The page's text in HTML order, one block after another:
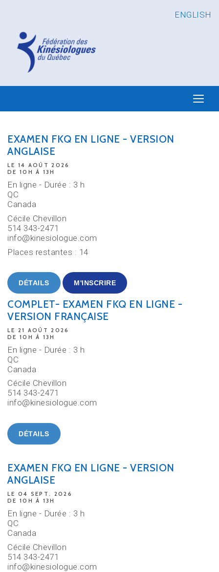
ENGLISH
EXAMEN FKQ EN LIGNE - VERSION
ANGLAISE
LE 14 AOÛT 2026
DE 10H À 13H
En ligne - Durée : 3 h
QC
Canada
Cécile Chevillon
514 343-2471
info@kinesiologue.com
Places restantes : 14
DÉTAILS M'INSCRIRE
COMPLET- EXAMEN FKQ EN LIGNE -
VERSION FRANÇAISE
LE 21 AOÛT 2026
DE 10H À 13H
En ligne - Durée : 3 h
QC
Canada
Cécile Chevillon
514 343-2471
info@kinesiologue.com
DÉTAILS
EXAMEN FKQ EN LIGNE - VERSION
ANGLAISE
LE 04 SEPT. 2026
DE 10H À 13H
En ligne - Durée : 3 h
QC
Canada
Cécile Chevillon
514 343-2471
info@kinesiologue.com